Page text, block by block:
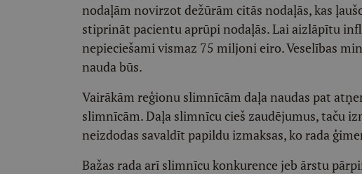
nodaļām novirzot dežūrām citās nodaļās, kas
stiprināt pacientu aprūpi nodaļās. Lai aizlāpītu
nepieciešami vismaz 75 miljoni eiro. Veselības
nauda būs.
Vairākām reģionu slimnīcām daļa naudas pat
slimnīcām. Daļa slimnīcu cieš zaudējumus, taču
neizdodas savaldīt papildu izmaksas, ko rada
Bažas rada arī slimnīcu konkurence jeb ārstu